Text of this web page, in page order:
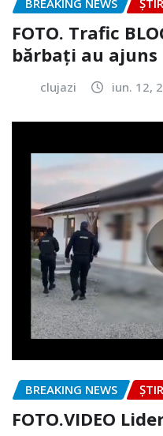
FOTO. Trafic
bărbați au
clujazi iun. 12,
BREAKING NEWS
FOTO.VIDEO